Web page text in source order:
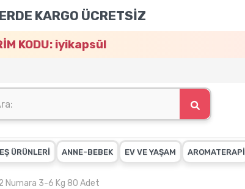
KARGO ÜCRETSİZ
KODU: iyikapsül
ÜRÜNLERİ ANNE-BEBEK EV VE YAŞAM AROMATERAPİ
Numara 3-6 Kg 80 Adet